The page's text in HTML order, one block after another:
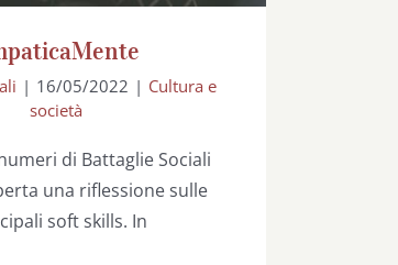
| 16/05/2022 | Cultura e
società
di Battaglie Sociali
una riflessione sulle
soft skills. In